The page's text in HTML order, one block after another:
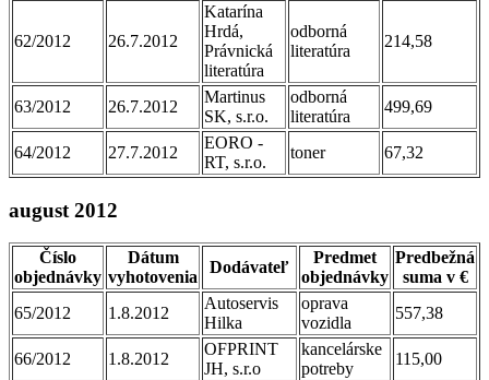
62/2012 26.7.2012
Katarína
Hrdá,
Právnická
literatúra
odborná
literatúra
214,58
63/2012 26.7.2012
Martinus
SK, s.r.o.
odborná
literatúra
499,69
64/2012 27.7.2012
EORO -
RT, s.r.o.
toner 67,32
august 2012
Číslo
objednávky
Dátum
vyhotovenia
Dodávateľ
Predmet
objednávky
Predbežná
suma v €
65/2012
1.8.2012
Autoservis
Hilka
oprava
vozidla
557,38
66/2012 1.8.2012
OFPRINT
JH, s.r.o
kancelárske
potreby
115,00